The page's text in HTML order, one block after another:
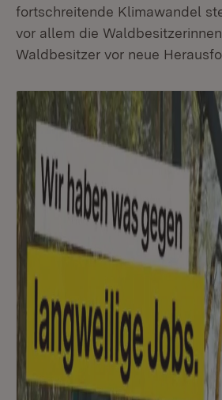
fortschreitende Klimawandel
vor allem die
Waldbesitzer vor neue